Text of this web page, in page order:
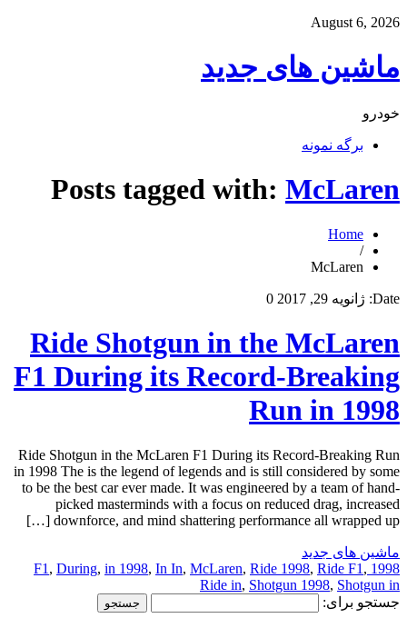
August 6, 2026
ماشین های جدید
خودرو
برگه نمونه
Posts tagged with: McLaren
Home
/
McLaren
Date: ژانویه 29, 2017 0
Ride Shotgun in the McLaren
F1 During its Record-Breaking
Run in 1998
Ride Shotgun in the McLaren F1 During its Record-Breaking Run
in 1998 The is the legend of legends and is still considered by some
to be the best car ever made. It was engineered by a team of hand-
picked masterminds with a focus on reduced drag, increased
downforce, and mind shattering performance all wrapped up […]
ماشین های جدید
1998 F1
, During, in 1998, In In, McLaren, Ride 1998, Ride F1 ,
Ride in, Shotgun 1998, Shotgun in
جستجو برای: